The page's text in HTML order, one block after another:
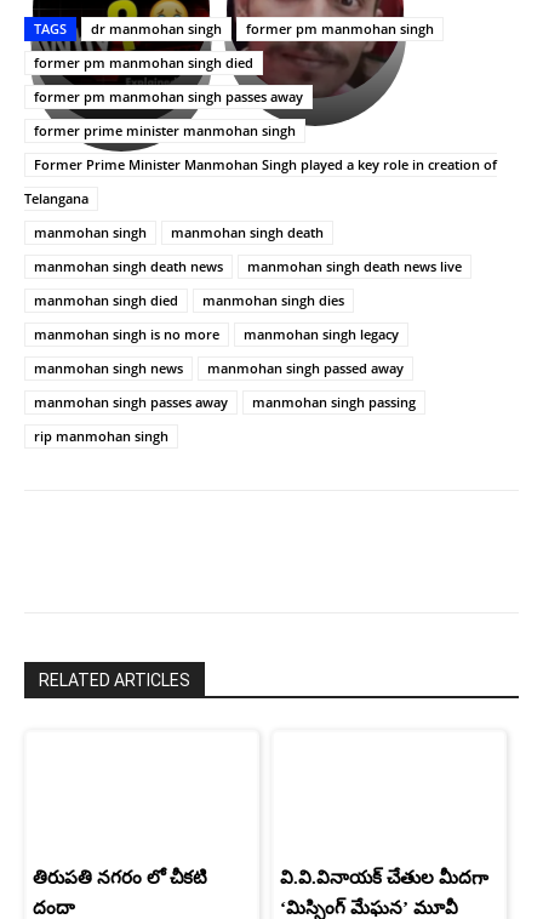
తీర్థం..తులసీదళం
లేకుండా
అసంపూర్ణం
పాన్
ఇండియా
స్టార్
హీరోయిన్‏గా
శ్రీనిధి
శెట్టి.
భర్తపై
రివెంజ్
తీర్చుకున్న
ఉపాసన..
పాపం
రామ్
చరణ్
TAGS dr manmohan singh
former pm manmohan singh
former pm manmohan singh died
former pm manmohan singh passes away
former prime minister manmohan singh
Former Prime Minister Manmohan Singh played a key role in creation of
Telangana
manmohan singh
manmohan singh death
manmohan singh death news
manmohan singh death news live
manmohan singh died
manmohan singh dies
manmohan singh is no more
manmohan singh legacy
manmohan singh news
manmohan singh passed away
manmohan singh passes away
manmohan singh passing
rip manmohan singh
RELATED ARTICLES
తిరుపతి నగరం లో చీకటి
దందా
వి.వి.వినాయక్ చేతుల మీదగా
‘మిస్సింగ్ మేఘన’ మూవీ